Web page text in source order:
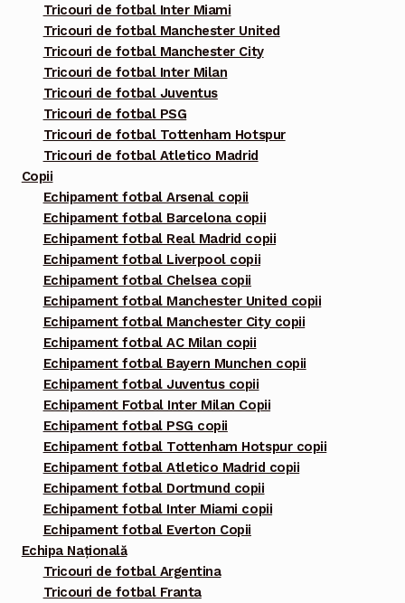
Tricouri de fotbal Inter Miami
Tricouri de fotbal Manchester United
Tricouri de fotbal Manchester City
Tricouri de fotbal Inter Milan
Tricouri de fotbal Juventus
Tricouri de fotbal PSG
Tricouri de fotbal Tottenham Hotspur
Tricouri de fotbal Atletico Madrid
Copii
Echipament fotbal Arsenal copii
Echipament fotbal Barcelona copii
Echipament fotbal Real Madrid copii
Echipament fotbal Liverpool copii
Echipament fotbal Chelsea copii
Echipament fotbal Manchester United copii
Echipament fotbal Manchester City copii
Echipament fotbal AC Milan copii
Echipament fotbal Bayern Munchen copii
Echipament fotbal Juventus copii
Echipament Fotbal Inter Milan Copii
Echipament fotbal PSG copii
Echipament fotbal Tottenham Hotspur copii
Echipament fotbal Atletico Madrid copii
Echipament fotbal Dortmund copii
Echipament fotbal Inter Miami copii
Echipament fotbal Everton Copii
Echipa Națională
Tricouri de fotbal Argentina
Tricouri de fotbal Franta